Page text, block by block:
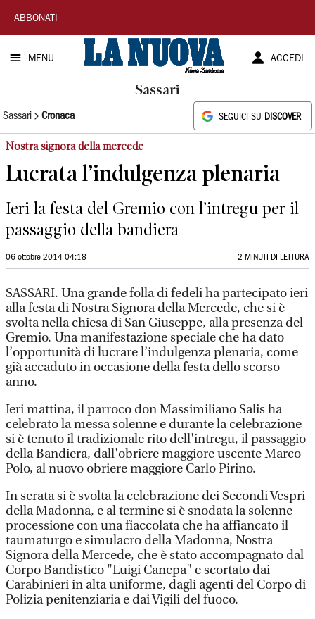
La
Nuova
Sardegna
ABBONATI
MENU ACCEDI
Sassari
Sassari Cronaca SEGUICI SU DISCOVER
Nostra signora della mercede
Lucrata l’indulgenza plenaria
Ieri la festa del Gremio con l’intregu per il
passaggio della bandiera
06 ottobre 2014 04:18 2 MINUTI DI LETTURA
SASSARI. Una grande folla di fedeli ha partecipato ieri
alla festa di Nostra Signora della Mercede, che si è
svolta nella chiesa di San Giuseppe, alla presenza del
Gremio. Una manifestazione speciale che ha dato
l’opportunità di lucrare l’indulgenza plenaria, come
già accaduto in occasione della festa dello scorso
anno.
Ieri mattina, il parroco don Massimiliano Salis ha
celebrato la messa solenne e durante la celebrazione
si è tenuto il tradizionale rito dell'intregu, il passaggio
della Bandiera, dall'obriere maggiore uscente Marco
Polo, al nuovo obriere maggiore Carlo Pirino.
In serata si è svolta la celebrazione dei Secondi Vespri
della Madonna, e al termine si è snodata la solenne
processione con una fiaccolata che ha affiancato il
taumaturgo e simulacro della Madonna, Nostra
Signora della Mercede, che è stato accompagnato dal
Corpo Bandistico "Luigi Canepa" e scortato dai
Carabinieri in alta uniforme, dagli agenti del Corpo di
Polizia penitenziaria e dai Vigili del fuoco.